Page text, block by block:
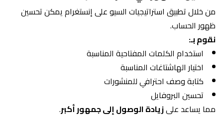
من خلال تطبيق استراتيجيات السيو على إنستغرام يمكن تحسين
ظهور الحساب.
نقوم بـ:
استخدام الكلمات المفتاحية المناسبة
اختيار الهاشتاغات المناسبة
كتابة وصف احترافي للمنشورات
تحسين البروفايل
مما يساعد علىزيادة الوصول إلى جمهور أكبر.